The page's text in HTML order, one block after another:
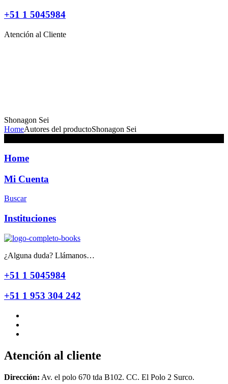
+51 1 5045984
Atención al Cliente
Shonagon Sei
HomeAutores del productoShonagon Sei
Home
Mi Cuenta
Buscar
Instituciones
¿Alguna duda? Llámanos…
+51 1 5045984
+51 1 953 304 242
Atención al cliente
Dirección: Av. el polo 670 tda B102. CC. El Polo 2 Surco.